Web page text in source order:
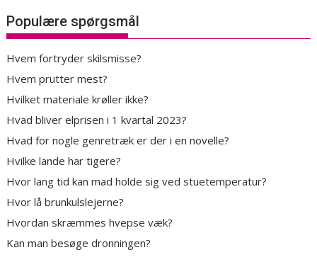
Populære spørgsmål
Hvem fortryder skilsmisse?
Hvem prutter mest?
Hvilket materiale krøller ikke?
Hvad bliver elprisen i 1 kvartal 2023?
Hvad for nogle genretræk er der i en novelle?
Hvilke lande har tigere?
Hvor lang tid kan mad holde sig ved stuetemperatur?
Hvor lå brunkulslejerne?
Hvordan skræmmes hvepse væk?
Kan man besøge dronningen?